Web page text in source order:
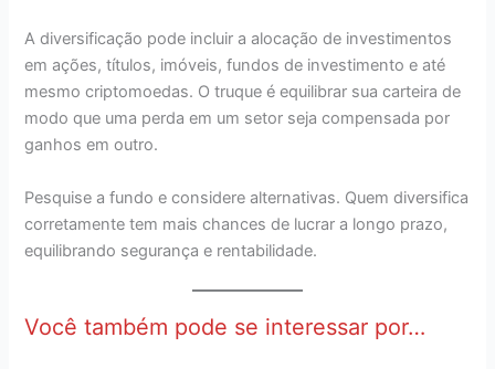
A diversificação pode incluir a alocação de investimentos
em ações, títulos, imóveis, fundos de investimento e até
mesmo criptomoedas. O truque é equilibrar sua carteira de
modo que uma perda em um setor seja compensada por
ganhos em outro.
Pesquise a fundo e considere alternativas. Quem diversifica
corretamente tem mais chances de lucrar a longo prazo,
equilibrando segurança e rentabilidade.
Você também pode se interessar por…